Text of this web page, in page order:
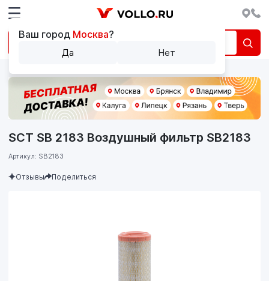
SCT SB 2183 Воздушный фильтр SB2183
Артикул: SB2183
Отзывы Поделиться
Ваш город Москва?
Да Нет